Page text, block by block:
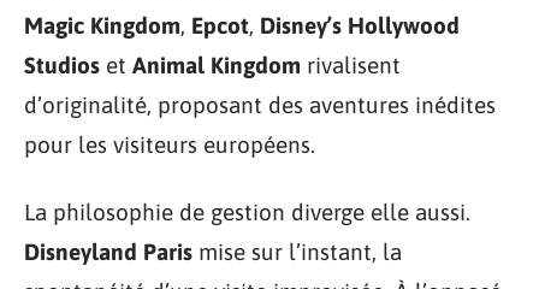
Magic Kingdom, Epcot, Disney’s Hollywood
Studios et Animal Kingdom rivalisent
d’originalité, proposant des aventures inédites
pour les visiteurs européens.
La philosophie de gestion diverge elle aussi.
Disneyland Paris mise sur l’instant, la